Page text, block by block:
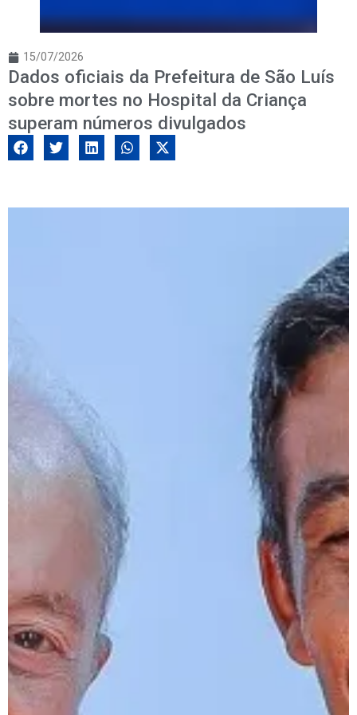
15/07/2026
Dados oficiais da Prefeitura de São Luís
sobre mortes no Hospital da Criança
superam números divulgados